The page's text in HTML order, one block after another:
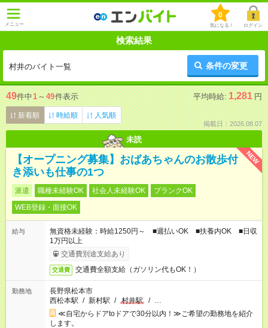
メニュー
0
気になる！ ログイン
検索結果
村井のバイト一覧 条件の変更
49件中1 ～ 49件表示 平均時給: 1,281 円
新着順 時給順 人気順
掲載日：2026.08.07
未読
NEW
【オープニング募集】おばあちゃんのお散歩付
き添いも仕事の1つ
派遣 職種未経験OK 社会人未経験OK
ブランクOK
WEB登録・面接OK
給与
無資格未経験：時給1250円～ ■週払いOK ■扶養内OK ■日収
1万円以上
交通費別途支給あり
交通費 交通費全額支給（ガソリン代もOK！）
勤務地
長野県松本市
西松本駅 / 新村駅 / 村井駅 / …
≪自宅からドアtoドアで30分以内！≫ご希望の勤務地を紹介
します。